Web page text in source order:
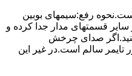
رﻓﻊ:سیمهای ﺑﻮﺑﯿﻦ
ﺳﺎﯾﺮ قسمتهای ﻣﺪار ﺟﺪا کرده و
وﻟﺖ ﻣﺘﺼﻞ کنید.اﮔﺮ ﺻﺪای ﭼﺮﺧﺶ
ﺗﺎﯾﻤﺮ ﺳﺎﻟﻢ اﺳﺖ.در ﻏﯿﺮ اﯾﻦ